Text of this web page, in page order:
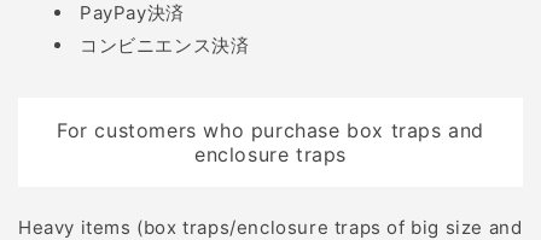
ーーーーご参加希望の方
は以下申込フォームまた
さい！■参加申込フォー
PayPay決済
コンビニエンス決済
For customers who purchase box traps and
enclosure traps
Heavy items (box traps/enclosure traps of big size and